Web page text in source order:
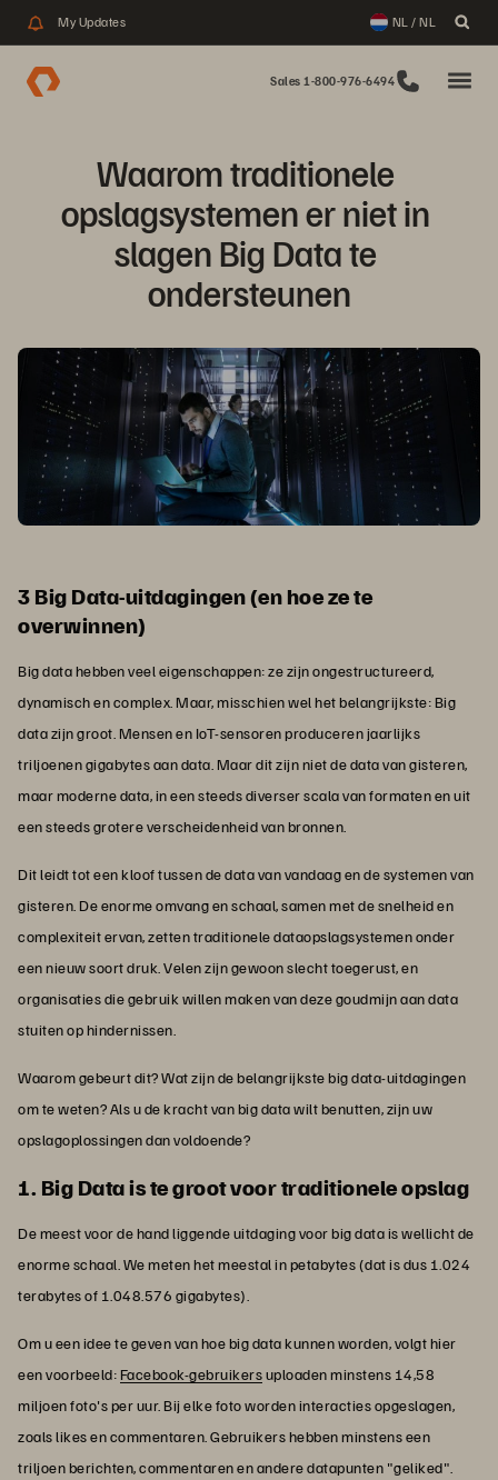
My Updates NL / NL
Sales 1-800-976-6494
Waarom traditionele
opslagsystemen er niet in
slagen Big Data te
ondersteunen
3 Big Data-uitdagingen (en hoe ze te
overwinnen)
Big data hebben veel eigenschappen: ze zijn ongestructureerd,
dynamisch en complex. Maar, misschien wel het belangrijkste: Big
data zijn groot. Mensen en IoT-sensoren produceren jaarlijks
triljoenen gigabytes aan data. Maar dit zijn niet de data van gisteren,
maar moderne data, in een steeds diverser scala van formaten en uit
een steeds grotere verscheidenheid van bronnen.
Dit leidt tot een kloof tussen de data van vandaag en de systemen van
gisteren. De enorme omvang en schaal, samen met de snelheid en
complexiteit ervan, zetten traditionele dataopslagsystemen onder
een nieuw soort druk. Velen zijn gewoon slecht toegerust, en
organisaties die gebruik willen maken van deze goudmijn aan data
stuiten op hindernissen.
Waarom gebeurt dit? Wat zijn de belangrijkste big data-uitdagingen
om te weten? Als u de kracht van big data wilt benutten, zijn uw
opslagoplossingen dan voldoende?
1. Big Data is te groot voor traditionele opslag
De meest voor de hand liggende uitdaging voor big data is wellicht de
enorme schaal. We meten het meestal in petabytes (dat is dus 1.024
terabytes of 1.048.576 gigabytes).
Om u een idee te geven van hoe big data kunnen worden, volgt hier
een voorbeeld:Facebook-gebruikersuploaden minstens 14,58
miljoen foto's per uur. Bij elke foto worden interacties opgeslagen,
zoals likes en commentaren. Gebruikers hebben minstens een
triljoen berichten, commentaren en andere datapunten "geliked".